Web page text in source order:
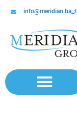
info@meridian.ba